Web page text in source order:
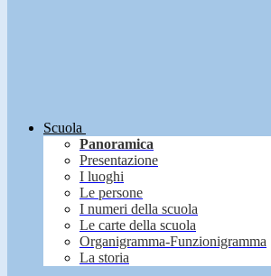
Scuola
Panoramica
Presentazione
I luoghi
Le persone
I numeri della scuola
Le carte della scuola
Organigramma-Funzionigramma
La storia